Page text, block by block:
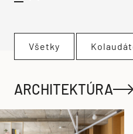
Všetky
ARCHITEKTÚRA